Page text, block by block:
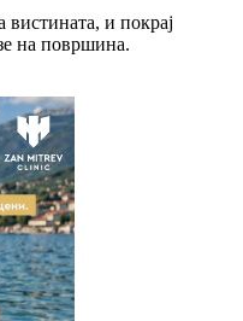
и покрај
на површина.